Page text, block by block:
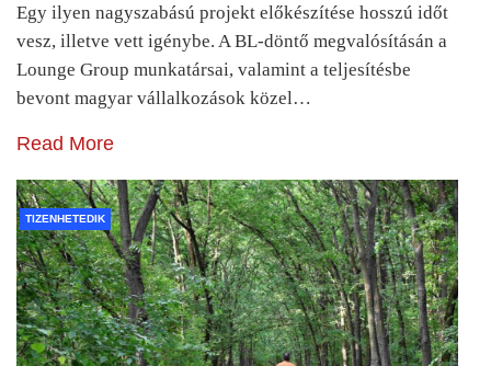
Egy ilyen nagyszabású projekt előkészítése hosszú időt
vesz, illetve vett igénybe. A BL-döntő megvalósításán a
Lounge Group munkatársai, valamint a teljesítésbe
bevont magyar vállalkozások közel…
Read More
TIZENHETEDIK